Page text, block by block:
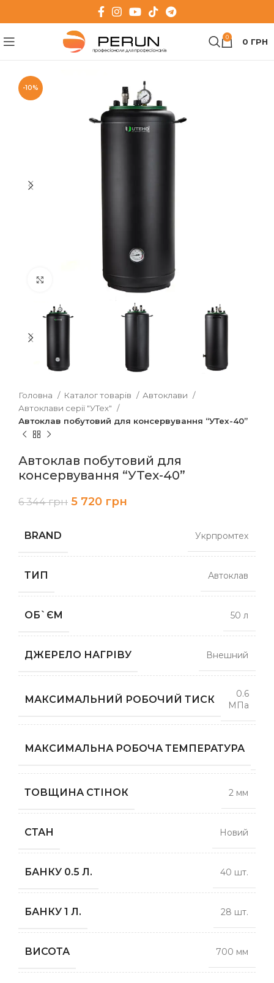
0 0 ГРН
-10%
Клацніть, щоб збільшити
Головна Каталог товарів
Автоклави
Автоклави серії "УТех"
Автоклав побутовий для консервування “УТех-40”
Автоклав побутовий для
консервування “УТех-40”
6 344грн 5 720 грн
BRAND Укрпромтех
ТИП Автоклав
ОБ`ЄМ 50 л
ДЖЕРЕЛО НАГРІВУ Внешний
МАКСИМАЛЬНИЙ РОБОЧИЙ ТИСК
0.6
МПа
МАКСИМАЛЬНА РОБОЧА ТЕМПЕРАТУРА
ТОВЩИНА СТІНОК 2 мм
СТАН Новий
БАНКУ 0.5 Л. 40 шт.
БАНКУ 1 Л. 28 шт.
ВИСОТА 700 мм